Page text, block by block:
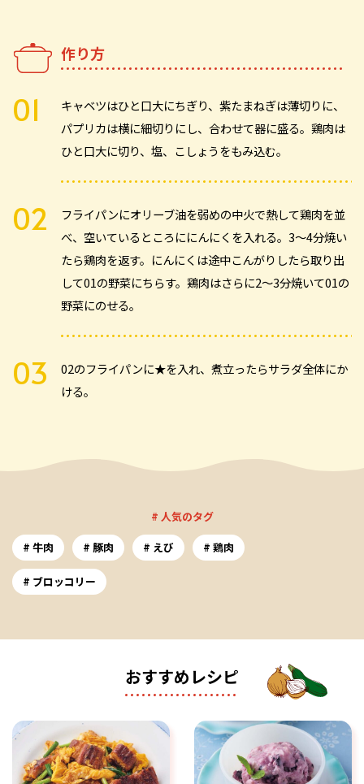
作り方
キャベツはひと口大にちぎり、紫たまねぎは薄切りに、
パプリカは横に細切りにし、合わせて器に盛る。鶏肉は
ひと口大に切り、塩、こしょうをもみ込む。
フライパンにオリーブ油を弱めの中火で熱して鶏肉を並
べ、空いているところににんにくを入れる。3～4分焼い
たら鶏肉を返す。にんにくは途中こんがりしたら取り出
して01の野菜にちらす。鶏肉はさらに2～3分焼いて01の
野菜にのせる。
02のフライパンに★を入れ、煮立ったらサラダ全体にか
ける。
# 人気のタグ
牛肉
豚肉 えび 鶏肉
ブロッコリー
おすすめレシピ